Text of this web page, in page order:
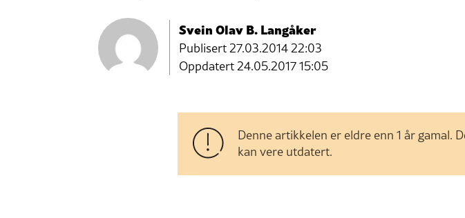
Svein Olav B. Langåker
Publisert27.03.2014 22:03
Oppdatert 24.05.2017 15:05
Denne artikkelen er eldre enn 1 år gamal.
kan vere utdatert.